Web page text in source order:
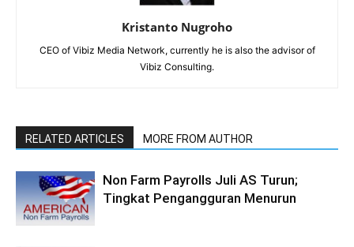
Kristanto Nugroho
CEO of Vibiz Media Network, currently he is also the advisor of
Vibiz Consulting.
RELATED ARTICLES MORE FROM AUTHOR
Non Farm Payrolls Juli AS Turun;
Tingkat Pengangguran Menurun